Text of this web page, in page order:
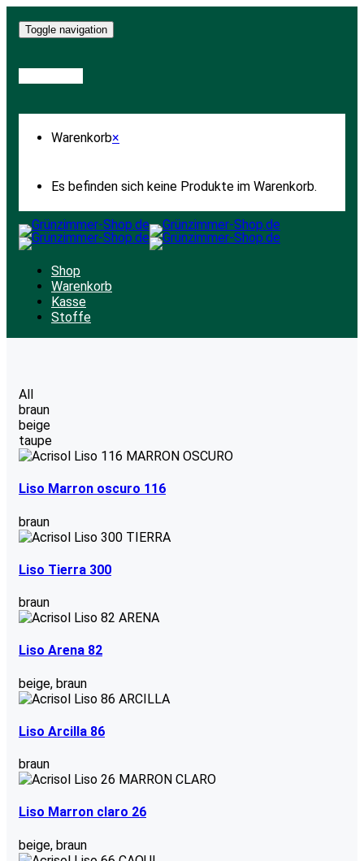
Toggle navigation
Warenkorb×
Es befinden sich keine Produkte im Warenkorb.
Shop
Warenkorb
Kasse
Stoffe
All
braun
beige
taupe
Liso Marron oscuro 116
braun
Liso Tierra 300
braun
Liso Arena 82
beige, braun
Liso Arcilla 86
braun
Liso Marron claro 26
beige, braun